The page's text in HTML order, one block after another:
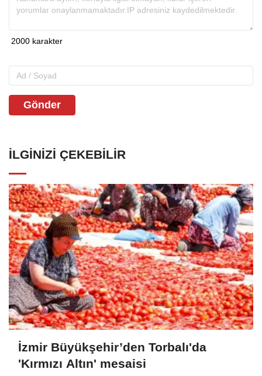
Gönder
İLGINIZI ÇEKEBILIR
İzmir Büyükşehir’den Torbalı'da
'Kırmızı Altın' mesaisi